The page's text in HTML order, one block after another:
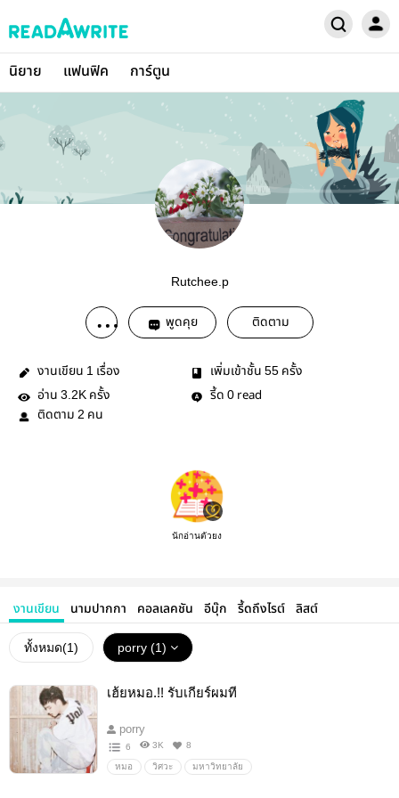
นิยาย แฟนฟิค การ์ตูน
Rutchee.p
พูดคุย ติดตาม
งานเขียน 1 เรื่อง เพิ่มเข้าชั้น 55 ครั้ง
อ่าน 3.2K ครั้ง รี้ด 0 read
ติดตาม 2 คน
นักอ่านตัวยง
งานเขียน นามปากกา คอลเลคชัน อีบุ๊ก รี้ดถึงไรต์ ลิสต์
ทั้งหมด(1) porry (1)
เฮ้ยหมอ.!! รับเกียร์ผมที
porry
6 3K 8
หมอ วิศวะ มหาวิทยาลัย